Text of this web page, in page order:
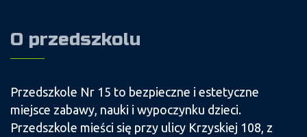
O przedszkolu
Przedszkole Nr 15 to bezpieczne i estetyczne
miejsce zabawy, nauki i wypoczynku dzieci.
Przedszkole mieści się przy ulicy Krzyskiej 108, z